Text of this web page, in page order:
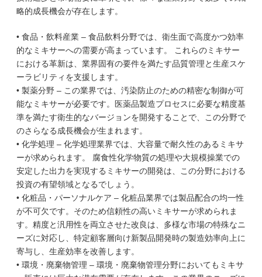
略的成長機会が存在します。
• 食品・飲料産業 – 食品飲料分野では、衛生面で高度かつ効率
的なミキサーへの需要が高まっています。 これらのミキサー
における革新は、業界固有の要件を満たす品質管理と生産スケ
ーラビリティを支援します。
• 製薬分野 – この業界では、汚染防止のための精密な制御が可
能なミキサーが必要です。医薬品製造プロセスに必要な精度基
準を満たす衛生的なバージョンを開発することで、この分野で
のさらなる成長機会が生まれます。
• 化学処理 – 化学処理業界では、大容量で耐久性のあるミキサ
ーが求められます。 腐食性化学物質の処理や大規模操業での
安定した出力を実現するミキサーの開発は、この分野における
投資の有望領域となるでしょう。
• 化粧品・パーソナルケア – 化粧品業界では製品配合の均一性
が不可欠です。そのため信頼性の高いミキサーが求められま
す。精度と汎用性を両立させた改良は、多様な市場の特殊なニ
ーズに対応し、特定顧客層向け新製品開発時の製造効率向上に
寄与し、生産効率を改善します。
• 環境・廃棄物管理 – 環境・廃棄物管理分野においてもミキサ